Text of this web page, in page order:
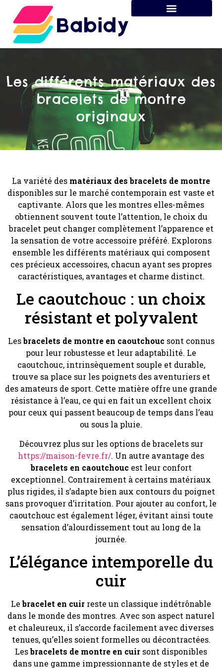
Les différents matériaux des
bracelets de montre
originaux
La variété des matériaux des bracelets de montre
disponibles sur le marché contemporain est vaste et
captivante. Alors que les montres elles-mêmes
obtiennent souvent toute l’attention, le choix du
bracelet peut changer complètement l’apparence et
la sensation de votre accessoire préféré. Explorons
ensemble les différents matériaux qui composent
ces précieux accessoires, chacun ayant ses propres
caractéristiques, avantages et charme distinct.
Le caoutchouc : un choix
résistant et polyvalent
Lesbracelets de montre en caoutchouc sont connus
pour leur robustesse et leur adaptabilité. Le
caoutchouc, intrinsèquement souple et durable,
trouve sa place sur les poignets des aventuriers et
des amateurs de sport. Cette matière offre une grande
résistance à l’eau, ce qui en fait un excellent choix
pour ceux qui passent beaucoup de temps dans l’eau
ou sous la pluie.
Découvrez plus sur les options de bracelets sur
https://maison-fevre.fr/. Un autre avantage des
bracelets en caoutchouc est leur confort
exceptionnel. Contrairement à certains matériaux
plus rigides, il s’adapte bien aux contours du poignet
sans provoquer d’irritation. Pour ajouter au confort, le
caoutchouc est également léger, évitant ainsi toute
sensation d’alourdissement tout au long de la
journée.
L’élégance intemporelle du
cuir
Lebracelet en cuir reste un classique indétrônable
dans le monde des montres. Avec son aspect naturel
et chaleureux, il s’accorde facilement avec diverses
tenues, qu’elles soient formelles ou décontractées.
Lesbracelets de montre en cuir sont disponibles
dans une gamme impressionnante de styles et de